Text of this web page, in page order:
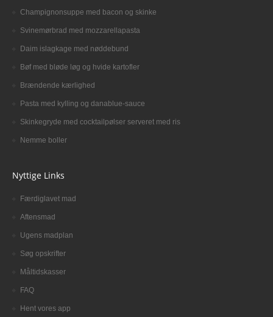
Champignonsuppe med bacon og skinke
Svinemørbrad med mozzarellapasta
Daim islagkage med nøddebund
Bøf med bløde løg og hvide kartofler
Brændende kærlighed
Pasta med kylling og danablue-sauce
Skinkegryde med cocktailpølser serveret med ris
Nemme boller
Nyttige Links
Færdiglavet mad
Aftensmad
Ugens madplan
Søg opskrifter
Måltidskasser
FAQ
Hent vores app